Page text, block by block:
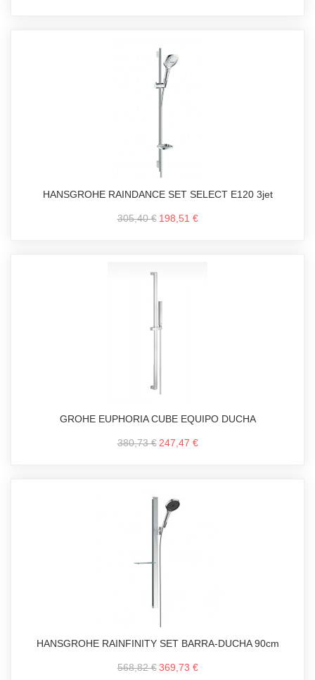
HANSGROHE RAINDANCE SET SELECT E120 3jet
305,40 € 198,51 €
GROHE EUPHORIA CUBE EQUIPO DUCHA
380,73 € 247,47 €
HANSGROHE RAINFINITY SET BARRA-DUCHA 90cm
568,82 € 369,73 €